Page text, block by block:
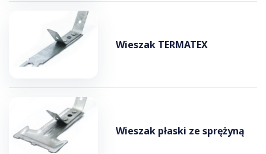
Wieszak TERMATEX
Wieszak płaski ze sprężyną